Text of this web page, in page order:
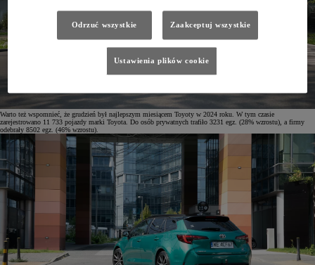
Warto też wspomnieć, że grudzień był najlepszym miesiącem Toyoty w 2024 roku. W tym czasie
zarejestrowano 11 733 pojazdy marki Toyota. Do osób prywatnych trafiło 3231 egz. (28% wzrostu), a firmy
odebrały 8502 egz. (46% wzrostu).
Odrzuć wszystkie Zaakceptuj wszystkie
Ustawienia plików cookie